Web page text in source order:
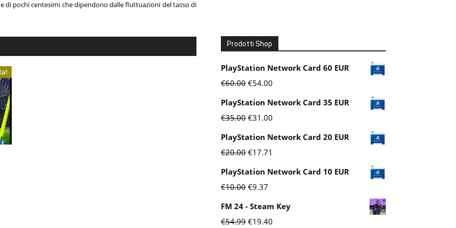
di pochi centesimi che dipendono dalle fluttuazioni del tasso di
Prodotti Shop
PlayStation Network Card 60 EUR
€60.00 Il
prezzo
originale
€54.00
prezzo
PlayStation Network Card 35 EUR
€35.00 Il
prezzo
originale
€31.00
prezzo
PlayStation Network Card 20 EUR
€20.00 Il
prezzo
originale
€17.71
prezzo
€17.71.
PlayStation Network Card 10 EUR
€10.00 Il
prezzo
originale
€9.37
prezzo
attuale
FM 24 - Steam Key
€54.99 Il
€19.40